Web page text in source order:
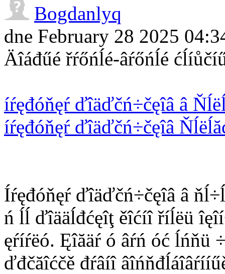
Bogdanlyq
dne February 28 2025
Äîáđűé řŕőńĺé-âŕőńĺé
íŕęđóňęŕ ďîäďčń÷čęîâ â
íŕęđóňęŕ ďîäďčń÷čęîâ
Íŕęđóňęŕ ďîäďčń÷čęîâ â
ń ĺĺ ďîääĺđćęîţ ěîćíî říĺëü
ęŕíŕëó. Ęîăäŕ ó âŕń óć ĺńňü
ďđčăîćčě đŕâíî